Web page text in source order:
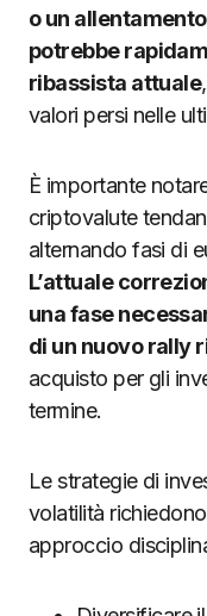
o un
potrebbe
ribassista attuale
valori persi nelle
È importante
criptovalute
alternando fasi di
L’attuale
una fase
di un nuovo rally
acquisto per gli
termine.
Le strategie di
volatilità
approccio